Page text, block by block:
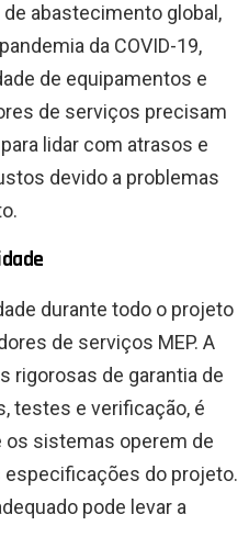
abastecimento global,
da COVID-19,
de equipamentos e
de serviços precisam
lidar com atrasos e
devido a problemas
durante todo o projeto
de serviços MEP. A
rigorosas de garantia de
testes e verificação, é
os sistemas operem de
do projeto.
pode levar a